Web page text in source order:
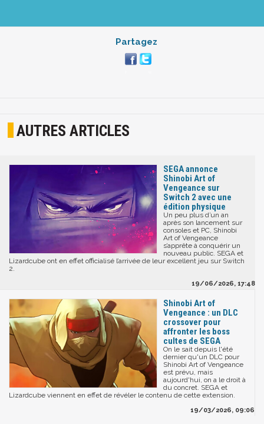
Partagez
AUTRES ARTICLES
SEGA annonce
Shinobi Art of
Vengeance sur
Switch 2 avec une
édition physique
Un peu plus d’un an
après son lancement sur
consoles et PC, Shinobi
Art of Vengeance
s’apprête à conquérir un
nouveau public. SEGA et
Lizardcube ont en effet officialisé l’arrivée de leur excellent jeu sur Switch
2.
19/06/2026, 17:48
Shinobi Art of
Vengeance : un DLC
crossover pour
affronter les boss
cultes de SEGA
On le sait depuis l'été
dernier qu'un DLC pour
Shinobi Art of Vengeance
est prévu, mais
aujourd'hui, on a le droit à
du concret. SEGA et
Lizardcube viennent en effet de révéler le contenu de cette extension.
19/03/2026, 09:06